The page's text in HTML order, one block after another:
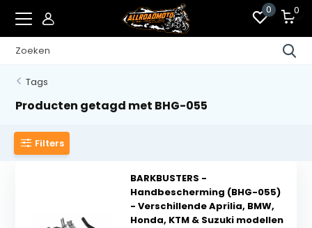
0 0
Tags
Producten getagd met BHG-055
Filters
BARKBUSTERS -
Handbescherming (BHG-055)
- Verschillende Aprilia, BMW,
Honda, KTM & Suzuki modellen